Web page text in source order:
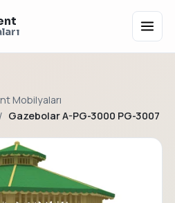
Menü
Mobilyaları
Gazebolar A-PG-3000 PG-3007